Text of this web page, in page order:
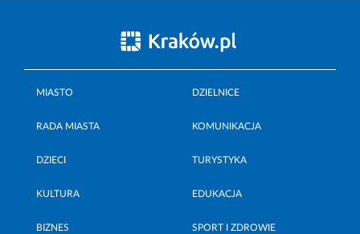
MIASTO DZIELNICE
RADA MIASTA KOMUNIKACJA
DZIECI TURYSTYKA
KULTURA EDUKACJA
BIZNES SPORT I ZDROWIE